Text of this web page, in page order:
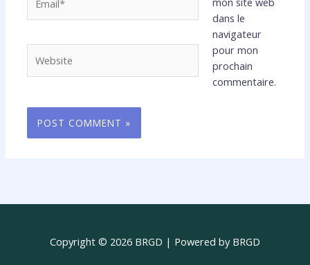
dans le
navigateur
pour mon
prochain
commentaire.
Copyright © 2026 BRGD | Powered by BRGD